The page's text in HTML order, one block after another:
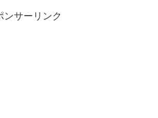
ンサーリンク